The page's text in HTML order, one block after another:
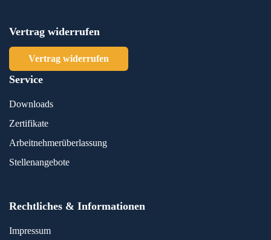
Vertrag widerrufen
Vertrag widerrufen
Service
Downloads
Zertifikate
Arbeitnehmerüberlassung
Stellenangebote
Rechtliches & Informationen
Impressum